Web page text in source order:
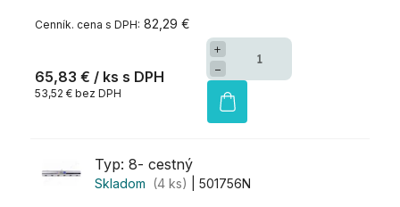
82,29 €
65,83 € / ks
53,52 € bez DPH
+
−
Typ: 8- cestný
Skladom (4 ks) | 501756N